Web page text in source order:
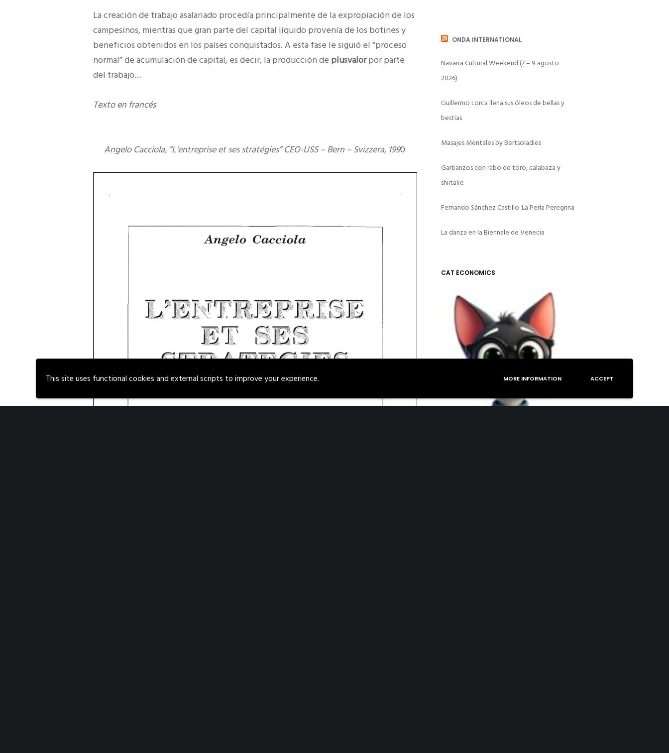
This site uses functional cookies and external scripts to improve your experience. MORE INFORMATION ACCEPT
La creación de trabajo asalariado procedía principalmente de la expropiación de los
campesinos, mientras que gran parte del capital líquido provenía de los botines y
beneficios obtenidos en los países conquistados. A esta fase le siguió el “proceso
normal” de acumulación de capital, es decir, la producción de plusvalorpor parte
del trabajo…
Texto en francés
Angelo Cacciola, “L’entreprise et ses stratégies” CEO-USS – Bern – Svizzera, 1990
ONDA INTERNATIONAL
Navarra Cultural Weekend (7 – 9 agosto
2026)
Guillermo Lorca llena sus óleos de bellas y
bestias
Masajes Mentales by Bertsoladies
Garbanzos con rabo de toro, calabaza y
shiitake
Fernando Sánchez Castillo. La Perla Peregrina
La danza en la Biennale de Venecia
CAT ECONOMICS